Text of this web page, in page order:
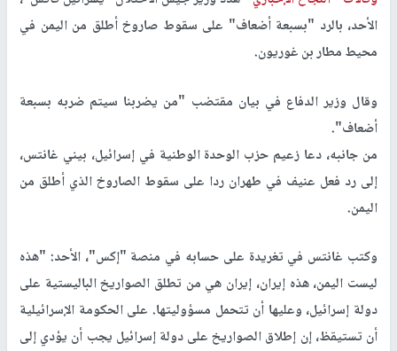
الأحد، بالرد "بسبعة أضعاف" على سقوط صاروخ أطلق من اليمن في
محيط مطار بن غوريون.
وقال وزير الدفاع في بيان مقتضب "من يضربنا سيتم ضربه بسبعة
أضعاف".
من جانبه، دعا زعيم حزب الوحدة الوطنية في إسرائيل، بيني غانتس،
إلى رد فعل عنيف في طهران ردا على سقوط الصاروخ الذي أطلق من
اليمن.
وكتب غانتس في تغريدة على حسابه في منصة "إكس"، الأحد: "هذه
ليست اليمن، هذه إيران، إيران هي من تطلق الصواريخ الباليستية على
دولة إسرائيل، وعليها أن تتحمل مسؤوليتها. على الحكومة الإسرائيلية
أن تستيقظ، إن إطلاق الصواريخ على دولة إسرائيل يجب أن يؤدي إلى